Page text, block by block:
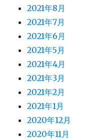
2021年8月
2021年7月
2021年6月
2021年5月
2021年4月
2021年3月
2021年2月
2021年1月
2020年12月
2020年11月